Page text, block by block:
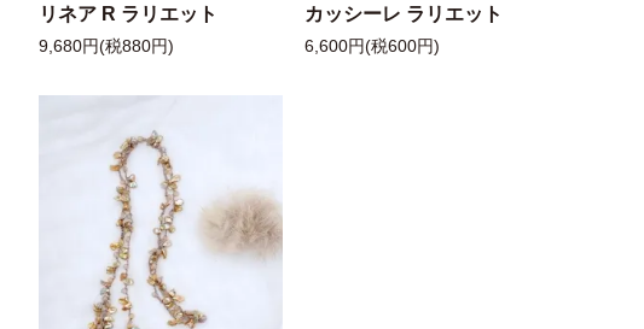
リネア R ラリエット
9,680円(税880円)
カッシーレ ラリエット
6,600円(税600円)